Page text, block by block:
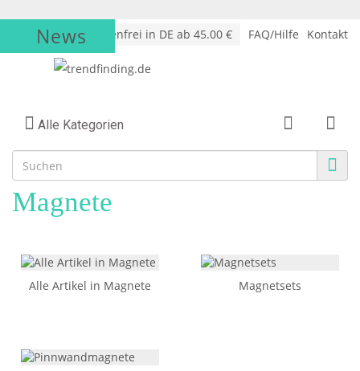
√Versandkostenfrei in DE ab 45.00 € FAQ/Hilfe Kontakt
News
Alle Kategorien
Magnete
Alle Artikel in Magnete Magnetsets